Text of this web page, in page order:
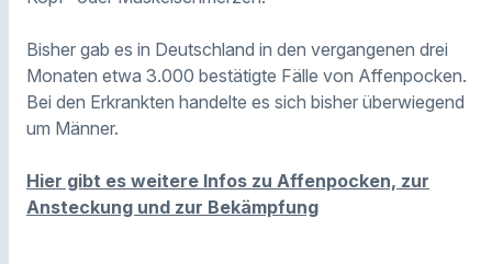
Bisher gab es in Deutschland in den vergangenen drei
Monaten etwa 3.000 bestätigte Fälle von Affenpocken.
Bei den Erkrankten handelte es sich bisher überwiegend
um Männer.
Hier gibt es weitere Infos zu Affenpocken, zur
Ansteckung und zur Bekämpfung